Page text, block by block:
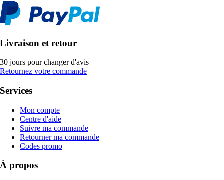
Livraison et retour
30 jours pour changer d'avis
Retournez votre commande
Services
Mon compte
Centre d'aide
Suivre ma commande
Retourner ma commande
Codes promo
À propos